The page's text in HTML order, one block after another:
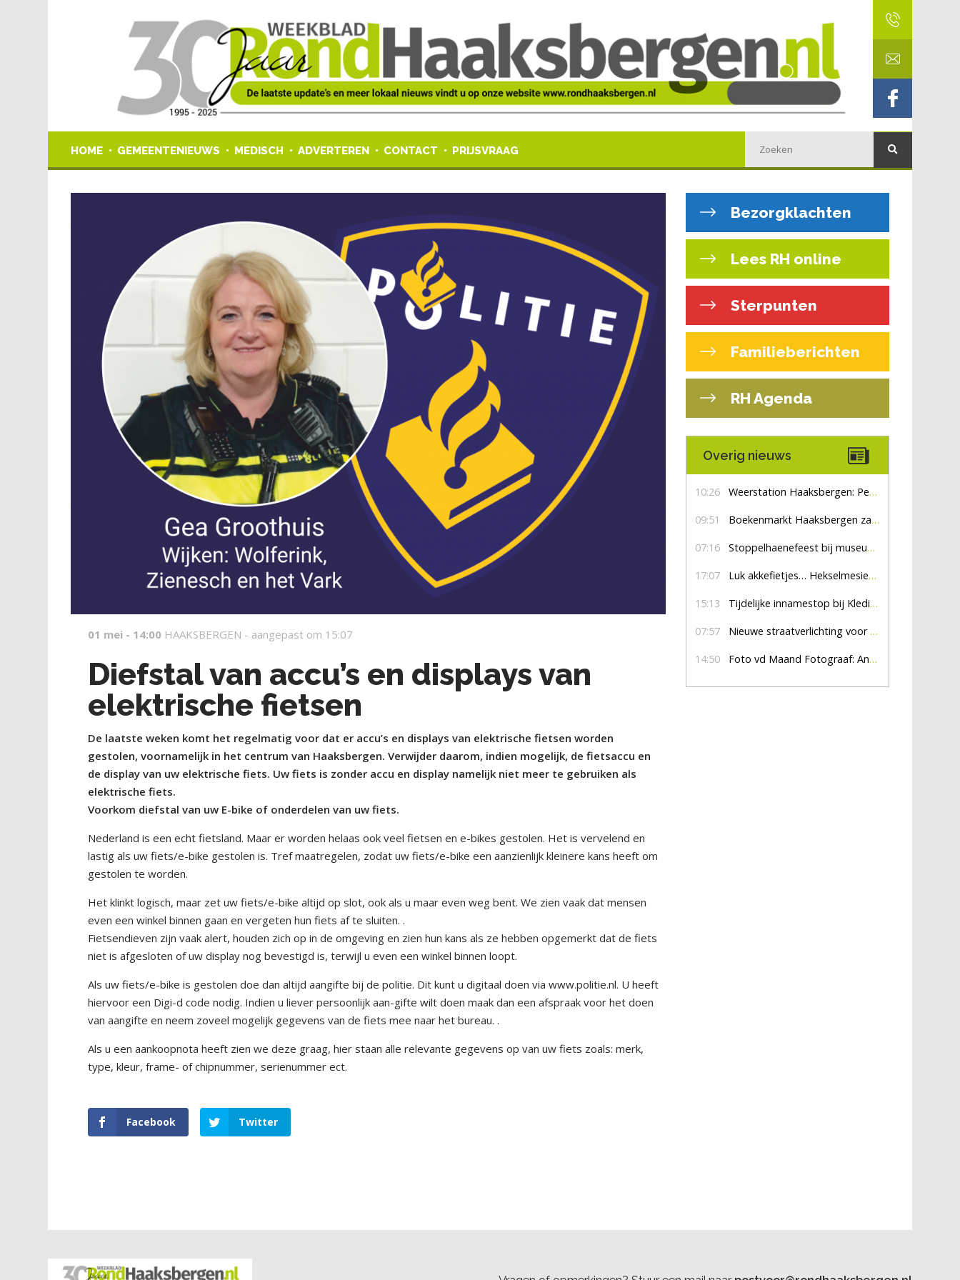
HOME GEMEENTENIEUWS MEDISCH ADVERTEREN CONTACT PRIJSVRAAG
01 mei - 14:00 HAAKSBERGEN - aangepast om 15:07
Diefstal van accu’s en displays van
elektrische fietsen
De laatste weken komt het regelmatig voor dat er accu’s en displays van elektrische fietsen worden
gestolen, voornamelijk in het centrum van Haaksbergen. Verwijder daarom, indien mogelijk, de fietsaccu en
de display van uw elektrische fiets. Uw fiets is zonder accu en display namelijk niet meer te gebruiken als
elektrische fiets.
Voorkom diefstal van uw E-bike of onderdelen van uw fiets.
Nederland is een echt fietsland. Maar er worden helaas ook veel fietsen en e-bikes gestolen. Het is vervelend en
lastig als uw fiets/e-bike gestolen is. Tref maatregelen, zodat uw fiets/e-bike een aanzienlijk kleinere kans heeft om
gestolen te worden.
Het klinkt logisch, maar zet uw fiets/e-bike altijd op slot, ook als u maar even weg bent. We zien vaak dat mensen
even een winkel binnen gaan en vergeten hun fiets af te sluiten. .
Fietsendieven zijn vaak alert, houden zich op in de omgeving en zien hun kans als ze hebben opgemerkt dat de fiets
niet is afgesloten of uw display nog bevestigd is, terwijl u even een winkel binnen loopt.
Als uw fiets/e-bike is gestolen doe dan altijd aangifte bij de politie. Dit kunt u digitaal doen via www.politie.nl. U heeft
hiervoor een Digi-d code nodig. Indien u liever persoonlijk aan-gifte wilt doen maak dan een afspraak voor het doen
van aangifte en neem zoveel mogelijk gegevens van de fiets mee naar het bureau. .
Als u een aankoopnota heeft zien we deze graag, hier staan alle relevante gegevens op van uw fiets zoals: merk,
type, kleur, frame- of chipnummer, serienummer ect.
Facebook Twitter
Bezorgklachten
Lees RH online
Sterpunten
Familieberichten
RH Agenda
Overig nieuws
10:26 Weerstation Haaksbergen: Perioden met zon en droog
09:51 Boekenmarkt Haaksbergen zaterdag 8 augustus, marktplein Haaksbergen
07:16 Stoppelhaenefeest bij museum De Lebbenbrugge
17:07 Luk akkefietjes… HekselmesienHarry
15:13 Tijdelijke innamestop bij Kledingbank Stefania
07:57 Nieuwe straatverlichting voor De Veldmaat en De Pas
14:50 Foto vd Maand Fotograaf: Anna Jalving